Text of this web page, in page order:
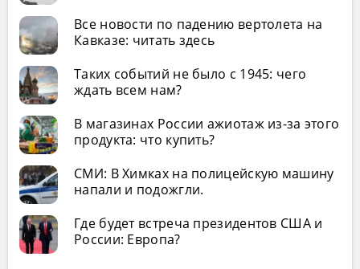
Все новости по падению вертолета на
Кавказе: читать здесь
Таких событий не было с 1945: чего
ждать всем нам?
В магазинах России ажиотаж из-за этого
продукта: что купить?
СМИ: В Химках на полицейскую машину
напали и подожгли.
Где будет встреча президентов США и
России: Европа?